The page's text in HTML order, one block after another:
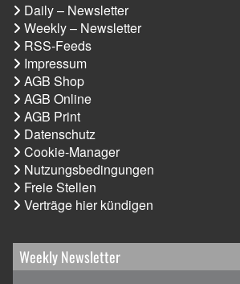
Daily – Newsletter
Weekly – Newsletter
RSS-Feeds
Impressum
AGB Shop
AGB Online
AGB Print
Datenschutz
Cookie-Manager
Nutzungsbedingungen
Freie Stellen
Verträge hier kündigen
Weekly Newsletter